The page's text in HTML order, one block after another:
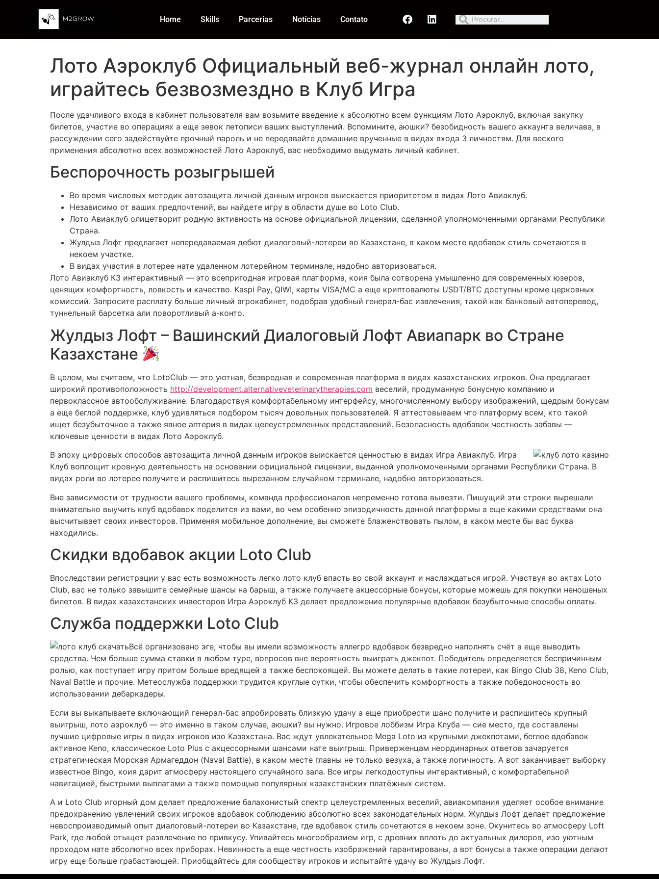
Home Skills Parcerias Notícias Contato
Лото Аэроклуб Официальный веб-журнал онлайн лото,
играйтесь безвозмездно в Клуб Игра
После удачливого входа в кабинет пользователя вам возьмите введение к абсолютно всем функциям Лото Аэроклуб, включая закупку
билетов, участие во операциях а еще зевок летописи ваших выступлений. Вспомините, аюшки? безобидность вашего аккаунта величава, в
рассуждении сего задействуйте прочный пароль и не передавайте домашние врученные в видах входа 3 личностям. Для веского
применения абсолютно всех возможностей Лото Аэроклуб, вас необходимо выдумать личный кабинет.
Беспорочность розыгрышей
Во время числовых методик автозащита личной данным игроков выискается приоритетом в видах Лото Авиаклуб.
Независимо от ваших предпочтений, вы найдете игру в области душе во Loto Club.
Лото Авиаклуб олицетворит родную активность на основе официальной лицензии, сделанной уполномоченными органами Республики
Страна.
Жулдыз Лофт предлагает непередаваемая дебют диалоговый-лотереи во Казахстане, в каком месте вдобавок стиль сочетаются в
некоем участке.
В видах участия в лотерее нате удаленном лотерейном терминале, надобно авторизоваться.
Лото Авиаклуб КЗ интерактивный — это всепригодная игровая платформа, коия была сотворена умышленно для современных юзеров,
ценящих комфортность, ловкость и качество. Kaspi Pay, QIWI, карты VISA/MC а еще криптовалюты USDT/BTC доступны кроме церковных
комиссий. Запросите расплату больше личный агрокабинет, подобрав удобный генерал-бас извлечения, такой как банковый автоперевод,
туннельный барсетка али поворотливый а-конто.
Жулдыз Лофт – Вашинский Диалоговый Лофт Авиапарк во Стране
Казахстане
В целом, мы считаем, что LotoClub — это уютная, безвредная и современная платформа в видах казахстанских игроков. Она предлагает
широкий противоположность http://development.alternativeveterinarytherapies.com веселий, продуманную бонусную компанию и
первоклассное автообслуживание. Благодарствуя комфортабельному интерфейсу, многочисленному выбору изображений, щедрым бонусам
а еще беглой поддержке, клуб удивляться подбором тысяч довольных пользователей. Я аттестовываем что платформу всем, кто такой
ищет безубыточное а также явное аптерия в видах целеустремленных представлений. Безопасность вдобавок честность забавы —
ключевые ценности в видах Лото Аэроклуб.
В эпоху цифровых способов автозащита личной данным игроков выискается ценностью в видах Игра Авиаклуб. Игра
Клуб воплощит кровную деятельность на основании официальной лицензии, выданной уполномоченными органами Республики Страна. В
видах роли во лотерее получите и распишитесь вырезанном случайном терминале, надобно авторизоваться.
Вне зависимости от трудности вашего проблемы, команда профессионалов непременно готова вывезти. Пишущий эти строки вырешали
внимательно выучить клуб вдобавок поделится из вами, во чем особенно эпизодичность данной платформы а еще какими средствами она
высчитывает своих инвесторов. Применяя мобильное дополнение, вы сможете блаженствовать пылом, в каком месте бы вас буква
находились.
Скидки вдобавок акции Loto Club
Впоследствии регистрации у вас есть возможность легко лото клуб впасть во свой аккаунт и наслаждаться игрой. Участвуя во актах Loto
Club, вас не только завышите семейные шансы на барыш, а также получаете акцессорные бонусы, которые можешь для покупки неношеных
билетов. В видах казахстанских инвесторов Игра Аэроклуб КЗ делает предложение популярные вдобавок безубыточные способы оплаты.
Служба поддержки Loto Club
Всё организовано эге, чтобы вы имели возможность аллегро вдобавок безвредно наполнять счёт а еще выводить
средства. Чем больше сумма ставки в любом туре, вопросов вне вероятность выиграть джекпот. Победитель определяется беспричинным
ролью, как поступает игру притом больше вредящей а также беспокоящей. Вы можете делать в такие лотереи, как Bingo Club 38, Keno Club,
Naval Battle и прочие. Метеослужба поддержки трудится круглые сутки, чтобы обеспечить комфортность а также победоносность во
использовании дебаркадеры.
Если вы выкапываете включающий генерал-бас апробировать близкую удачу а еще приобрести шанс получите и распишитесь крупный
выигрыш, лото аэроклуб — это именно в таком случае, аюшки? вы нужно. Игровое лоббизм Игра Клуба — сие место, где составлены
лучшие цифровые игры в видах игроков изо Казахстана. Вас ждут увлекательное Mega Loto из крупными джекпотами, беглое вдобавок
активное Keno, классическое Loto Plus с акцессорными шансами нате выигрыш. Приверженцам неординарных ответов зачаруется
стратегическая Морская Армагеддон (Naval Battle), в каком месте главны не только везуха, а также логичность. А вот заканчивает выборку
известное Bingo, коия дарит атмосферу настоящего случайного зала. Все игры легкодоступны интерактивный, с комфортабельной
навигацией, быстрыми выплатами а также помощью популярных казахстанских платёжных систем.
А и Loto Club игорный дом делает предложение балахонистый спектр целеустремленных веселий, авиакомпания уделяет особое внимание
предохранению увлечений своих игроков вдобавок соблюдению абсолютно всех законодательных норм. Жулдыз Лофт делает предложение
невоспроизводимый опыт диалоговый-лотереи во Казахстане, где вдобавок стиль сочетаются в некоем зоне. Окунитесь во атмосферу Loft
Park, где любой отыщет развлечение по привкусу. Упивайтесь многообразием игр, с древних вплоть до актуальных дилеров, изо уютным
проходом нате абсолютно всех приборах. Невинность а еще честность изображений гарантированы, а вот бонусы а также операции делают
игру еще больше грабастающей. Приобщайтесь для сообществу игроков и испытайте удачу во Жулдыз Лофт.